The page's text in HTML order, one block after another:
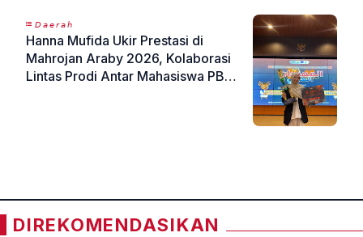
𝘋𝘢𝘦𝘳𝘢𝘩
Hanna Mufida Ukir Prestasi di
Mahrojan Araby 2026, Kolaborasi
Lintas Prodi Antar Mahasiswa PBA
DIREKOMENDASIKAN